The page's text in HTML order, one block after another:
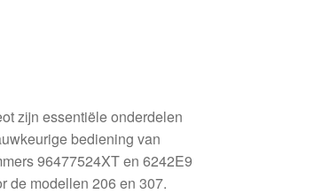
zijn essentiële onderdelen
bediening van
96477524XT en 6242E9
de modellen 206 en 307.